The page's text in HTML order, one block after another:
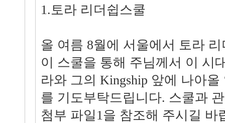
1.토라 리더쉽스쿨
올 여름 8월에 서울에서 토라
이 스쿨을 통해 주님께서 이 시
라와 그의 Kingship 앞에 나아
를 기도부탁드립니다. 스쿨과
첨부 파일1을 참조해 주시길 바